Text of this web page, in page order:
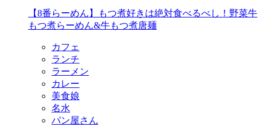
【8番らーめん】もつ煮好きは絶対食べるべし！野菜牛
もつ煮らーめん&牛もつ煮唐麺
カフェ
ランチ
ラーメン
カレー
美食娘
名水
パン屋さん